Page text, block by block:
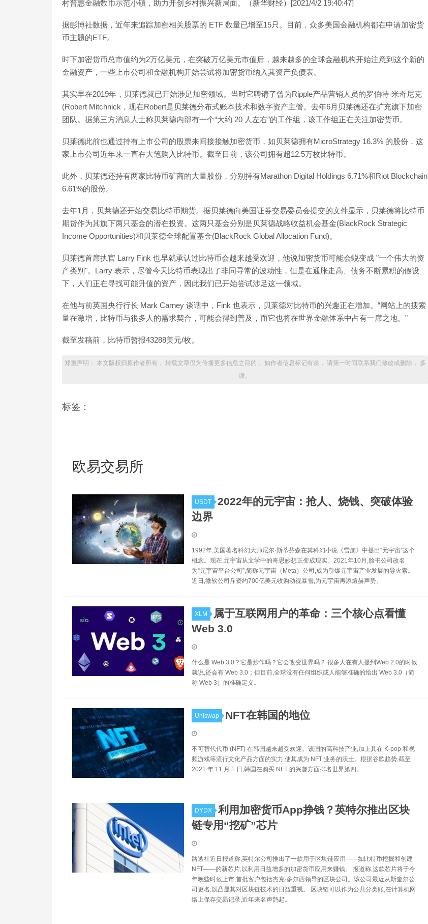
村普惠金融数币示范小镇，助力开创乡村振兴新局面。（新华财经）[2021/4/2 19:40:47]
据彭博社数据，近年来追踪加密相关股票的 ETF 数量已增至15只。目前，众多美国金融机构都在申请加密货
币主题的ETF。
时下加密货币总市值约为2万亿美元，在突破万亿美元市值后，越来越多的全球金融机构开始注意到这个新的
金融资产，一些上市公司和金融机构开始尝试将加密货币纳入其资产负债表。
其实早在2019年，贝莱德就已开始涉足加密领域。当时它聘请了曾为Ripple产品营销人员的罗伯特·米奇尼克
(Robert Mitchnick，现在Robert是贝莱德分布式账本技术和数字资产主管。去年6月贝莱德还在扩充旗下加密
团队。据第三方消息人士称贝莱德内部有一个“大约 20 人左右”的工作组，该工作组正在关注加密货币。
贝莱德此前也通过持有上市公司的股票来间接接触加密货币，如贝莱德拥有MicroStrategy 16.3% 的股份，这
家上市公司近年来一直在大笔购入比特币。截至目前，该公司拥有超12.5万枚比特币。
此外，贝莱德还持有两家比特币矿商的大量股份，分别持有Marathon Digital Holdings 6.71%和Riot Blockchain
6.61%的股份。
去年1月，贝莱德还开始交易比特币期货。据贝莱德向美国证券交易委员会提交的文件显示，贝莱德将比特币
期货作为其旗下两只基金的潜在投资。这两只基金分别是贝莱德战略收益机会基金(BlackRock Strategic
Income Opportunities)和贝莱德全球配置基金(BlackRock Global Allocation Fund)。
贝莱德首席执官 Larry Fink 也早就承认过比特币会越来越受欢迎，他说加密货币可能会蜕变成 "一个伟大的资
产类别"。Larry 表示，尽管今天比特币表现出了非同寻常的波动性，但是在通胀走高、债务不断累积的假设
下，人们正在寻找可能升值的资产，因此我们已开始尝试涉足这一领域。
在他与前英国央行行长 Mark Carney 谈话中，Fink 也表示，贝莱德对比特币的兴趣正在增加。“网站上的搜索
量在激增，比特币与很多人的需求契合，可能会得到普及，而它也将在世界金融体系中占有一席之地。”
截至发稿前，比特币暂报43288美元/枚。
郑重声明： 本文版权归原作者所有， 转载文章仅为传播更多信息之目的， 如作者信息标记有误， 请第一时间联系我们修改或删除， 多
谢。
标签：
欧易交易所
USDT
2022年的元宇宙：抢人、烧钱、突破体验
边界
1992年,美国著名科幻大师尼尔·斯蒂芬森在其科幻小说《雪崩》中提出“元宇宙”这个
概念。现在,元宇宙从文学中的奇思妙想正变成现实。2021年10月,脸书公司改名
为“元宇宙平台公司”,简称元宇宙（Meta）公司,成为引爆元宇宙产业发展的导火索。
近日,微软公司斥资约700亿美元收购动视暴雪,为元宇宙再添煊赫声势。
XLM
属于互联网用户的革命：三个核心点看懂
Web 3.0
什么是 Web 3.0？它是炒作吗？它会改变世界吗？ 很多人在有人提到Web 2.0的时候
就说,还会有 Web 3.0；但目前,全球没有任何组织或人能够准确的给出 Web 3.0（简
称 Web 3）的准确定义。
Uniswap NFT在韩国的地位
不可替代代币 (NFT) 在韩国越来越受欢迎。该国的高科技产业,加上其在 K-pop 和视
频游戏等流行文化产品方面的实力,使其成为 NFT 业务的沃土。根据谷歌趋势,截至
2021 年 11 月 1 日,韩国在购买 NFT 的兴趣方面排名世界第四。
DYDX
利用加密货币App挣钱？英特尔推出区块
链专用“挖矿”芯片
路透社近日报道称,英特尔公司推出了一款用于区块链应用——如比特币挖掘和创建
NFT——的新芯片,以利用日益增多的加密货币应用来赚钱。 报道称,这款芯片将于今
年晚些时候上市,首批客户包括杰克·多尔西领导的区块公司。该公司最近从斯奎尔公
司更名,以凸显其对区块链技术的日益重视。 区块链可以作为公共分类账,在计算机网
络上保存交易记录,近年来名声鹊起。